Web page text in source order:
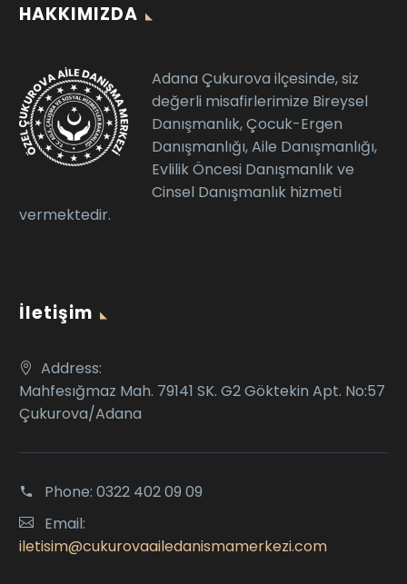
HAKKIMIZDA
Adana Çukurova ilçesinde, siz
değerli misafirlerimize Bireysel
Danışmanlık, Çocuk-Ergen
Danışmanlığı, Aile Danışmanlığı,
Evlilik Öncesi Danışmanlık ve
Cinsel Danışmanlık hizmeti
vermektedir.
İletişim
Address:
Mahfesığmaz Mah. 79141 SK. G2 Göktekin Apt. No:57
Çukurova/Adana
Phone: 0322 402 09 09
Email:
iletisim@cukurovaailedanismamerkezi.com